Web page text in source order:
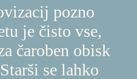
pozno
je čisto vse,
čaroben obisk
se lahko